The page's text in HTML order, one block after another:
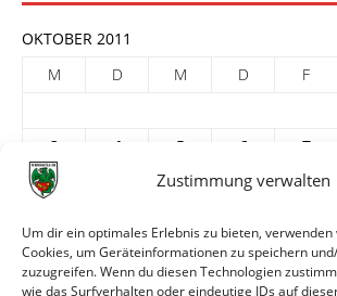
Zustimmung verwalten
Um dir ein optimales Erlebnis zu bieten,
Cookies, um Geräteinformationen zu speichern
zuzugreifen. Wenn du diesen Technologien
wie das Surfverhalten oder eindeutige IDs auf
OKTOBER 2011
M
D M D F
3
4 5 6 7
10
12 13 14
24
25 26 27 28
31